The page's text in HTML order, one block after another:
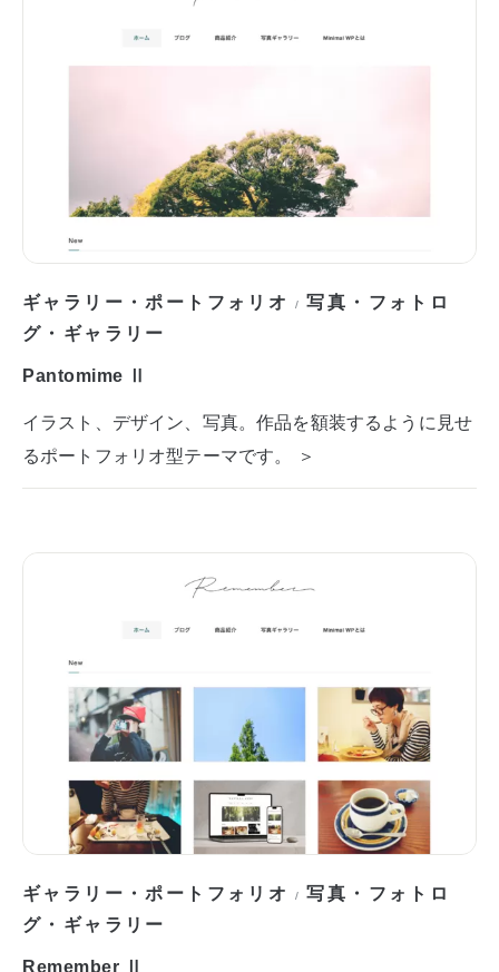
ギャラリー・ポートフォリオ /写真・フォトロ
グ・ギャラリー
Pantomime Ⅱ
イラスト、デザイン、写真。作品を額装するように見せ
るポートフォリオ型テーマです。 ＞
ギャラリー・ポートフォリオ /写真・フォトロ
グ・ギャラリー
Remember Ⅱ